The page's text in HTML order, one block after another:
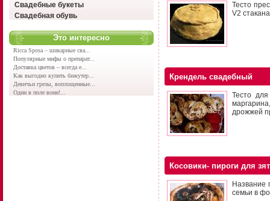
Свадебные букеты
Свадебная обувь
Это интересно
Ricca Sposa – шикарные сва...
Популярные мифы о препарат...
Доставка цветов – всегда е...
Как выгодно купить бижутер...
Девичьи грезы, воплощенные...
Один в поле воин!...
Тесто
V2
Крендель свадебный
Тесто
дрожжей
Косовики- пироги для
Название
семьи в